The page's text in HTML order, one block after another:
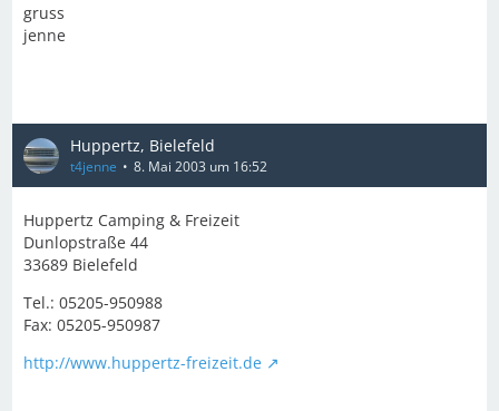
gruss
jenne
Huppertz, Bielefeld
t4jenne 8. Mai 2003 um 16:52
Huppertz Camping & Freizeit
Dunlopstraße 44
33689 Bielefeld
Tel.: 05205-950988
Fax: 05205-950987
http://www.huppertz-freizeit.de